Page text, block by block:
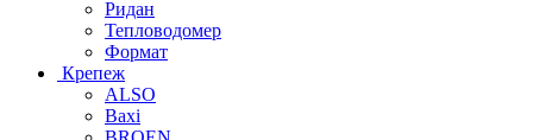
Ридан
Тепловодомер
Формат
Крепеж
ALSO
Baxi